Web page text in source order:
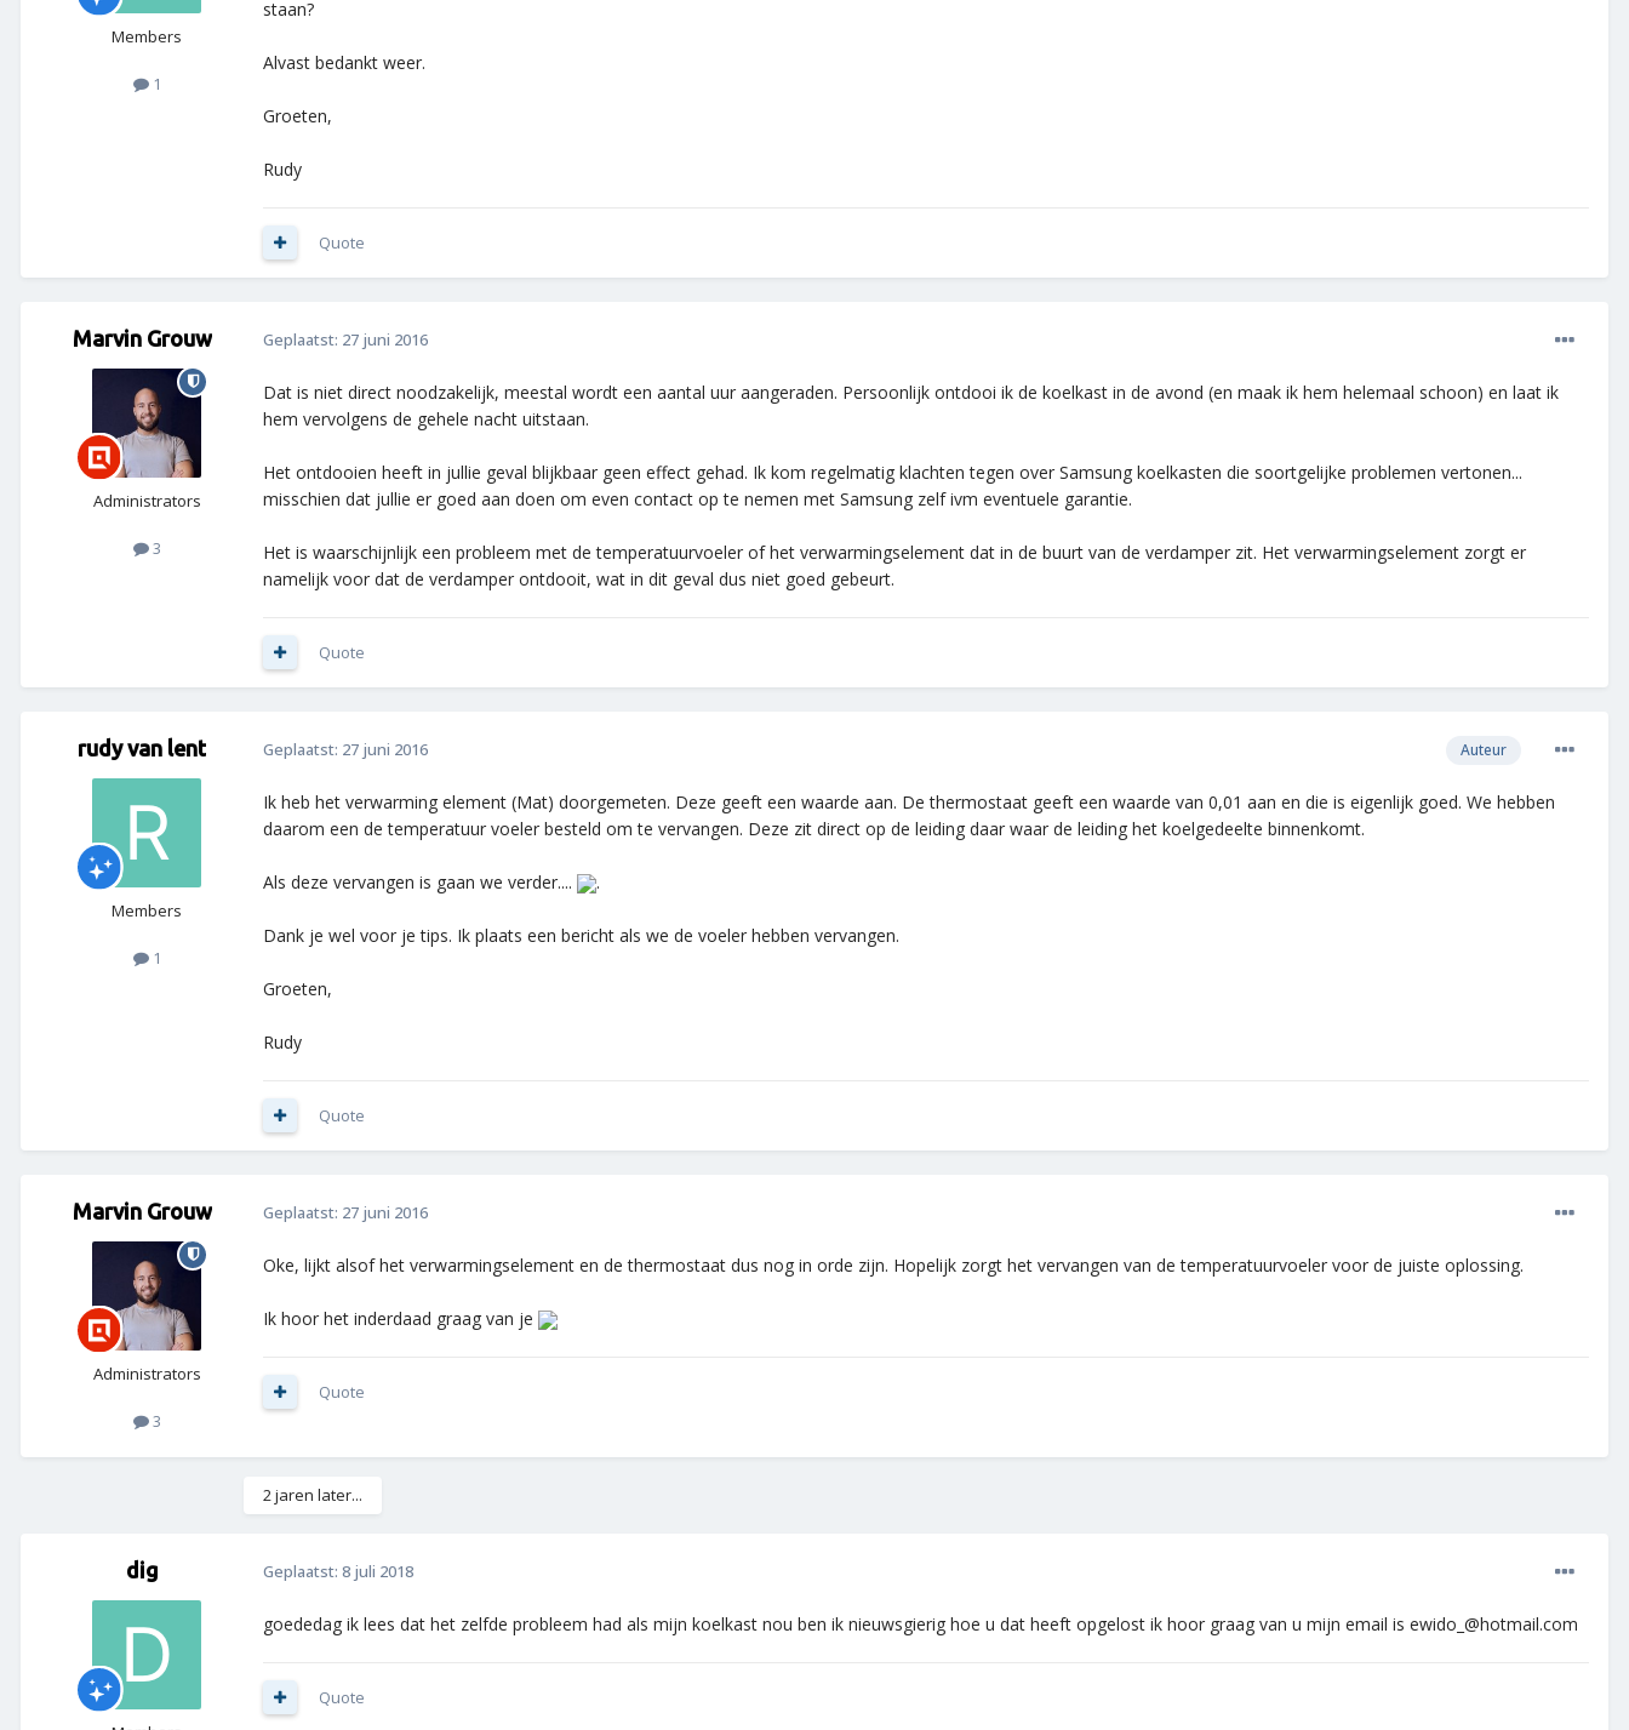
Members
1
staan?
Alvast bedankt weer.
Groeten,
Rudy
Quote
Marvin Grouw
Administrators
3
Geplaatst: 27 juni 2016
Dat is niet direct noodzakelijk, meestal wordt een aantal uur aangeraden. Persoonlijk ontdooi ik de koelkast in de avond (en maak ik hem helemaal schoon) en laat ik
hem vervolgens de gehele nacht uitstaan.
Het ontdooien heeft in jullie geval blijkbaar geen effect gehad. Ik kom regelmatig klachten tegen over Samsung koelkasten die soortgelijke problemen vertonen...
misschien dat jullie er goed aan doen om even contact op te nemen met Samsung zelf ivm eventuele garantie.
Het is waarschijnlijk een probleem met de temperatuurvoeler of het verwarmingselement dat in de buurt van de verdamper zit. Het verwarmingselement zorgt er
namelijk voor dat de verdamper ontdooit, wat in dit geval dus niet goed gebeurt.
Quote
rudy van lent
Members
1
Auteur
Geplaatst: 27 juni 2016
Ik heb het verwarming element (Mat) doorgemeten. Deze geeft een waarde aan. De thermostaat geeft een waarde van 0,01 aan en die is eigenlijk goed. We hebben
daarom een de temperatuur voeler besteld om te vervangen. Deze zit direct op de leiding daar waar de leiding het koelgedeelte binnenkomt.
Als deze vervangen is gaan we verder.... .
Dank je wel voor je tips. Ik plaats een bericht als we de voeler hebben vervangen.
Groeten,
Rudy
Quote
Marvin Grouw
Administrators
3
Geplaatst: 27 juni 2016
Oke, lijkt alsof het verwarmingselement en de thermostaat dus nog in orde zijn. Hopelijk zorgt het vervangen van de temperatuurvoeler voor de juiste oplossing.
Ik hoor het inderdaad graag van je
Quote
2 jaren later...
dig Geplaatst: 8 juli 2018
goededag ik lees dat het zelfde probleem had als mijn koelkast nou ben ik nieuwsgierig hoe u dat heeft opgelost ik hoor graag van u mijn email is ewido_@hotmail.com
Quote